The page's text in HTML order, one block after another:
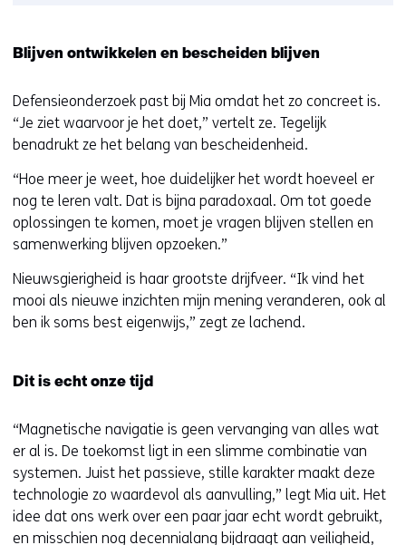
Blijven ontwikkelen en bescheiden blijven
Defensieonderzoek past bij Mia omdat het zo concreet is.
“Je ziet waarvoor je het doet,” vertelt ze. Tegelijk
benadrukt ze het belang van bescheidenheid.
“Hoe meer je weet, hoe duidelijker het wordt hoeveel er
nog te leren valt. Dat is bijna paradoxaal. Om tot goede
oplossingen te komen, moet je vragen blijven stellen en
samenwerking blijven opzoeken.”
Nieuwsgierigheid is haar grootste drijfveer. “Ik vind het
mooi als nieuwe inzichten mijn mening veranderen, ook al
ben ik soms best eigenwijs,” zegt ze lachend.
Dit is echt onze tijd
“Magnetische navigatie is geen vervanging van alles wat
er al is. De toekomst ligt in een slimme combinatie van
systemen. Juist het passieve, stille karakter maakt deze
technologie zo waardevol als aanvulling,” legt Mia uit. Het
idee dat ons werk over een paar jaar echt wordt gebruikt,
en misschien nog decennialang bijdraagt aan veiligheid,